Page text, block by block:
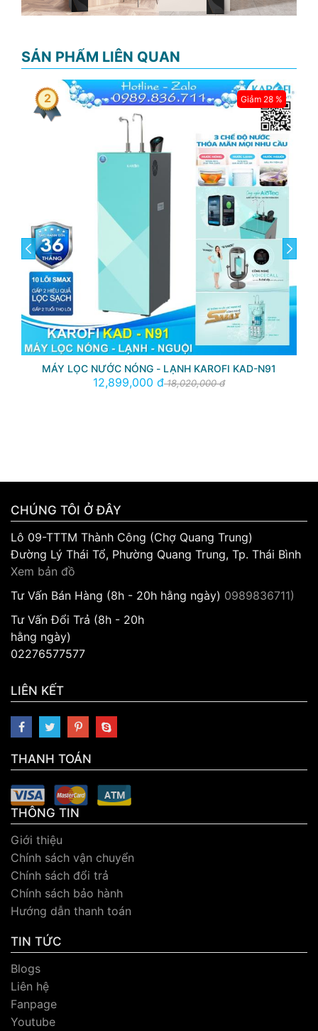
SẢN PHẨM LIÊN QUAN
2
MÁY LỌC NƯỚC NÓNG - LẠNH KAROFI KAD-N91
12,899,000 đ18,020,000 đ
Giảm 28 %
prev next
CHÚNG TÔI Ở ĐÂY
Lô 09-TTTM Thành Công (Chợ Quang Trung)
Đường Lý Thái Tổ, Phường Quang Trung, Tp. Thái Bình
Xem bản đồ
Tư Vấn Bán Hàng (8h - 20h hằng ngày) 0989836711)
Tư Vấn Đổi Trả (8h - 20h
hằng ngày)
02276577577
LIÊN KẾT
THANH TOÁN
THÔNG TIN
Giới thiệu
Chính sách vận chuyển
Chính sách đổi trả
Chính sách bảo hành
Hướng dẫn thanh toán
TIN TỨC
Blogs
Liên hệ
Fanpage
Youtube